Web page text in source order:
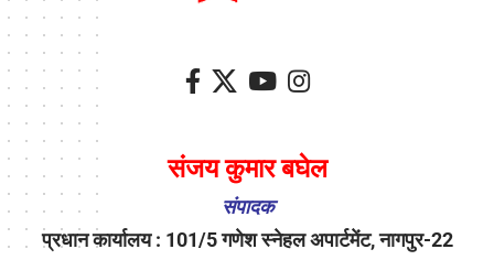
संजय कुमार बघेल
संपादक
प्रधान कार्यालय : 101/5 गणेश स्नेहल अपार्टमेंट, नागपुर-22